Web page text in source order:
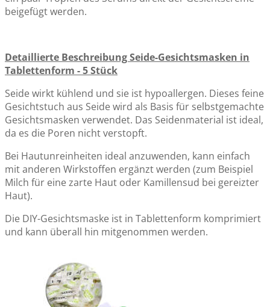
beigefügt werden.
Detaillierte Beschreibung Seide-Gesichtsmasken in
Tablettenform - 5 Stück
Seide wirkt kühlend und sie ist hypoallergen. Dieses feine
Gesichtstuch aus Seide wird als Basis für selbstgemachte
Gesichtsmasken verwendet. Das Seidenmaterial ist ideal,
da es die Poren nicht verstopft.
Bei Hautunreinheiten ideal anzuwenden, kann einfach
mit anderen Wirkstoffen ergänzt werden (zum Beispiel
Milch für eine zarte Haut oder Kamillensud bei gereizter
Haut).
Die DIY-Gesichtsmaske ist in Tablettenform komprimiert
und kann überall hin mitgenommen werden.